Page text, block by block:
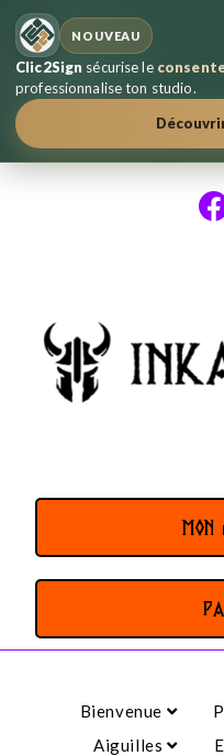
NOUVEAU
Clic2Sign sécurise le
professionnalise ton studio.
MON
Bienvenue
Aiguilles